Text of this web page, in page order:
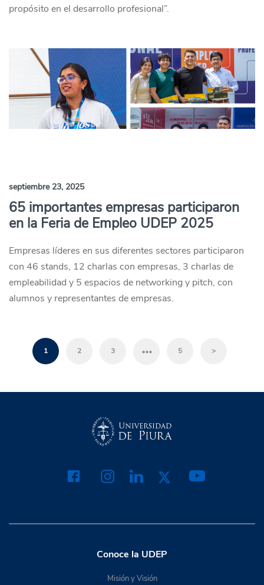
propósito en el desarrollo profesional”.
septiembre 23, 2025
65 importantes empresas participaron
en la Feria de Empleo UDEP 2025
Empresas líderes en sus diferentes sectores participaron
con 46 stands, 12 charlas con empresas, 3 charlas de
empleabilidad y 5 espacios de networking y pitch, con
alumnos y representantes de empresas.
1 2 3 … 5 >
Conoce la UDEP
Misión y Visión